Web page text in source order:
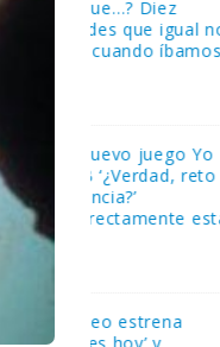
no
a
o
Gana
que
Rider – El
los 80
tres
Llega